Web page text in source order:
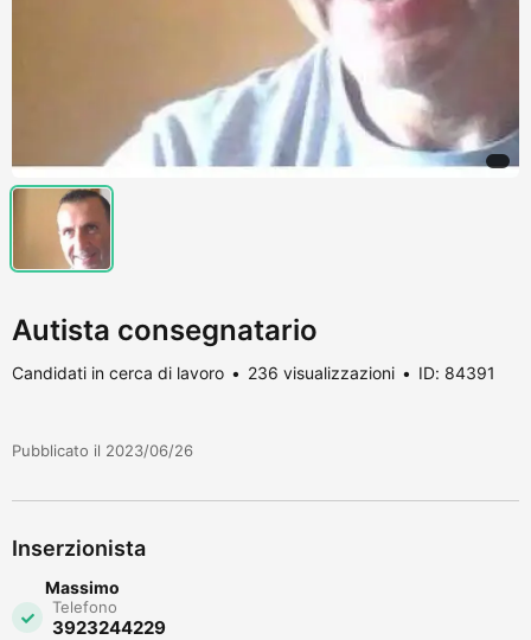
Autista consegnatario
Candidati in cerca di lavoro 236 visualizzazioni ID: 84391
Pubblicato il 2023/06/26
Inserzionista
Massimo
Telefono
3923244229